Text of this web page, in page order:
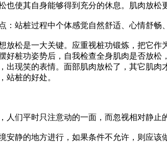
也使其自身能够得到充分的休息。肌肉放
：站桩过程中个体感觉自然舒适、心情舒
放松是一大关键。应重视桩功锻炼，把它
好桩功姿势后，自我检查全身肌肉是否放
出现笑的表情。面部肌肉放松了，其它肌
站桩的好处。
人们平时只注意动的一面，而忽视相对静
静的地方进行，如果条件不允许，则应该